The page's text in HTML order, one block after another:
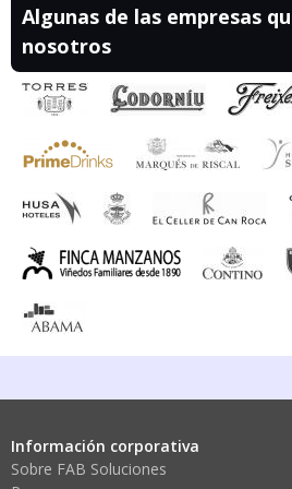
Algunas de las empresas
nosotros
Información corporativa
Sobre FAB Soluciones